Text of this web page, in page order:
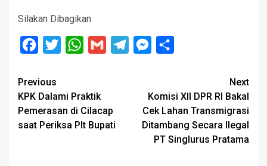
Silakan Dibagikan
Facebook
Twitter WhatsApp
Gmail TelegramMessenger
Post
navigation
Previous
KPK Dalami Praktik
Pemerasan di Cilacap
saat Periksa Plt Bupati
Next
Komisi XII DPR RI Bakal
Cek Lahan Transmigrasi
Ditambang Secara Ilegal
PT Singlurus Pratama